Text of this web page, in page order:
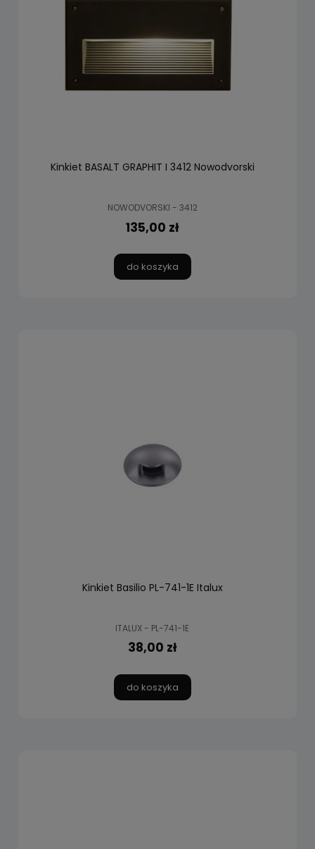
Kinkiet BASALT GRAPHIT I 3412 Nowodvorski
NOWODVORSKI - 3412
135,00 zł
do koszyka
Kinkiet Basilio PL-741-1E Italux
ITALUX - PL-741-1E
38,00 zł
do koszyka